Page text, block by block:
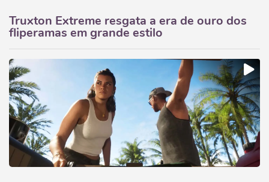
Truxton Extreme resgata a era de ouro dos
fliperamas em grande estilo